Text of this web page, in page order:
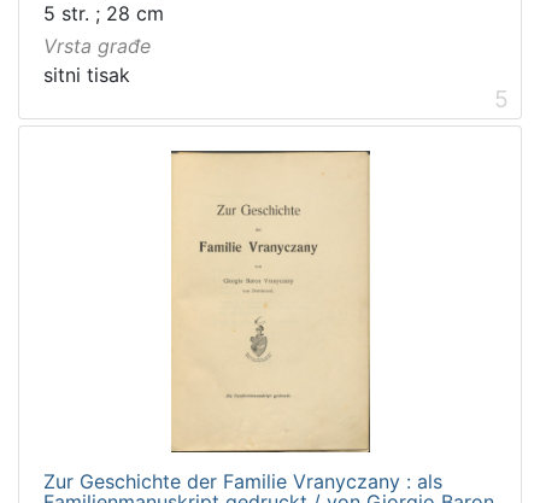
5 str. ; 28 cm
Vrsta građe
sitni tisak
5
Zur Geschichte der Familie Vranyczany : als